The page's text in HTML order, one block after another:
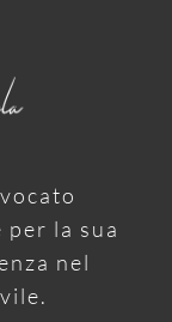
la sua
nel